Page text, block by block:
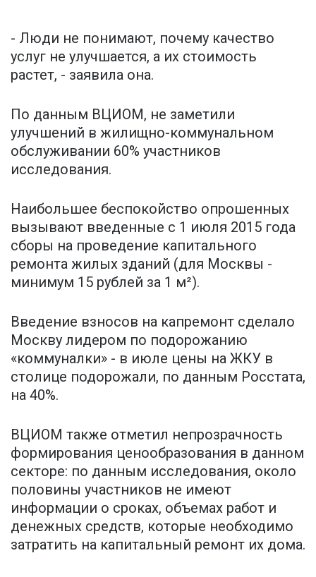
- Люди не понимают, почему качество
услуг не улучшается, а их стоимость
растет, - заявила она.
По данным ВЦИОМ, не заметили
улучшений в жилищно-коммунальном
обслуживании 60% участников
исследования.
Наибольшее беспокойство опрошенных
вызывают введенные с 1 июля 2015 года
сборы на проведение капитального
ремонта жилых зданий (для Москвы -
минимум 15 рублей за 1 м²).
Введение взносов на капремонт сделало
Москву лидером по подорожанию
«коммуналки» - в июле цены на ЖКУ в
столице подорожали, по данным Росстата,
на 40%.
ВЦИОМ также отметил непрозрачность
формирования ценообразования в данном
секторе: по данным исследования, около
половины участников не имеют
информации о сроках, объемах работ и
денежных средств, которые необходимо
затратить на капитальный ремонт их дома.